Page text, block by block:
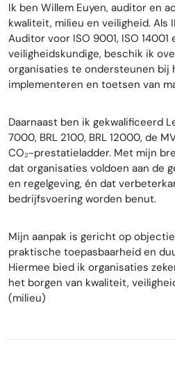
Ik ben Willem Euyen, auditor en
kwaliteit, milieu en veiligheid. Als
Auditor voor ISO 9001, ISO 14001
veiligheidskundige, beschik ik
organisaties te ondersteunen bij
implementeren en toetsen van
Daarnaast ben ik gekwalificeerd
7000, BRL 2100, BRL 12000, de
CO₂-prestatieladder. Met mijn
dat organisaties voldoen aan de
en regelgeving, én dat
bedrijfsvoering worden benut.
Mijn aanpak is gericht op
praktische toepasbaarheid en
Hiermee bied ik organisaties
het borgen van kwaliteit,
(milieu)